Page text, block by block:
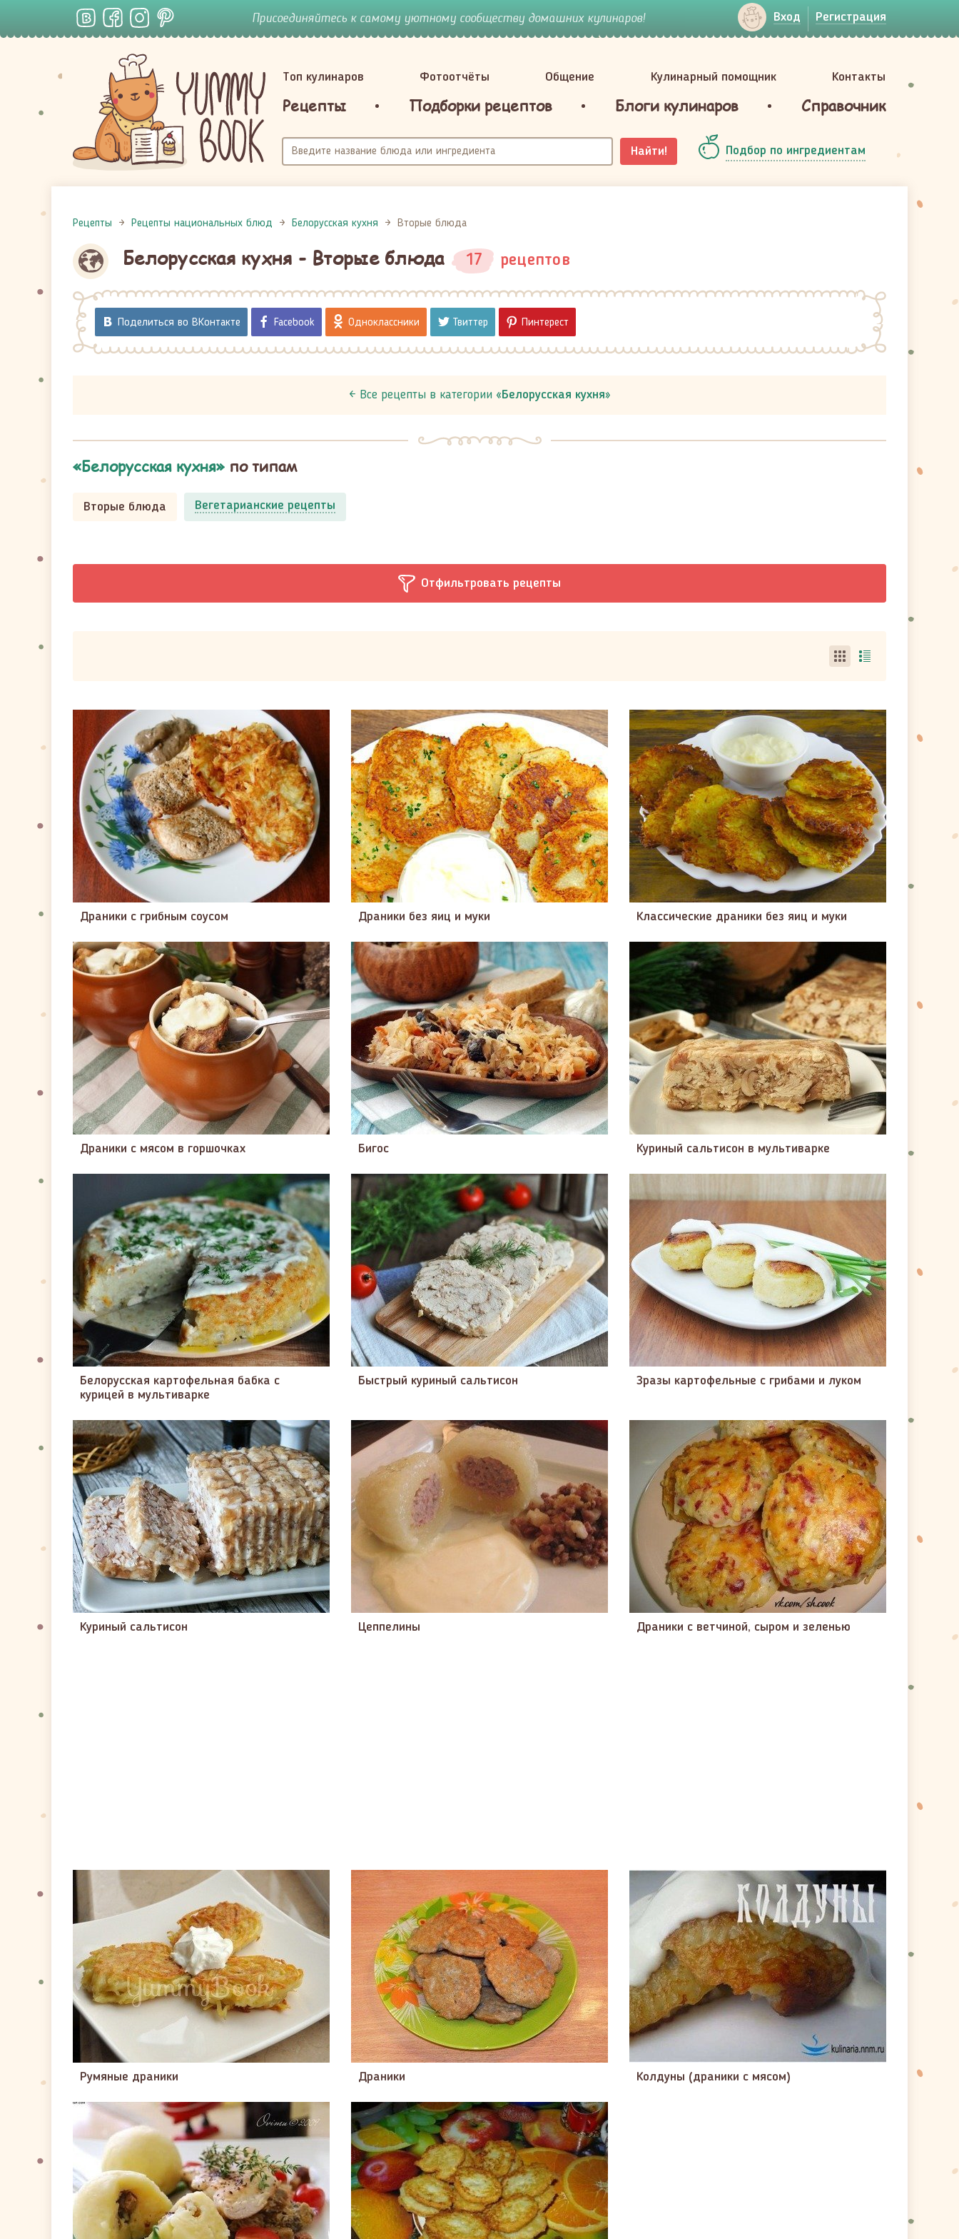
Присоединяйтесь к самому уютному сообществу домашних кулинаров! Вход Регистрация
Топ кулинаров Фотоотчёты Общение Кулинарный помощник Контакты
Рецепты Подборки рецептов Блоги кулинаров Справочник
Найти! Подбор по ингредиентам
Рецепты Рецепты национальных блюд Белорусская кухня Вторые блюда
Белорусская кухня - Вторые блюда 17 рецептов
Поделиться во ВКонтакте Facebook Одноклассники Твиттер Пинтерест
← Все рецепты в категории «Белорусская кухня»
«Белорусская кухня» по типам
Вторые блюда Вегетарианские рецепты
Отфильтровать рецепты
Драники с грибным соусом Драники без яиц и муки Классические драники без яиц и муки
Драники с мясом в горшочках Бигос Куриный сальтисон в мультиварке
Белорусская картофельная бабка с
курицей в мультиварке
Быстрый куриный сальтисон Зразы картофельные с грибами и луком
Куриный сальтисон Цеппелины Драники с ветчиной, сыром и зеленью
Румяные драники Драники Колдуны (драники с мясом)